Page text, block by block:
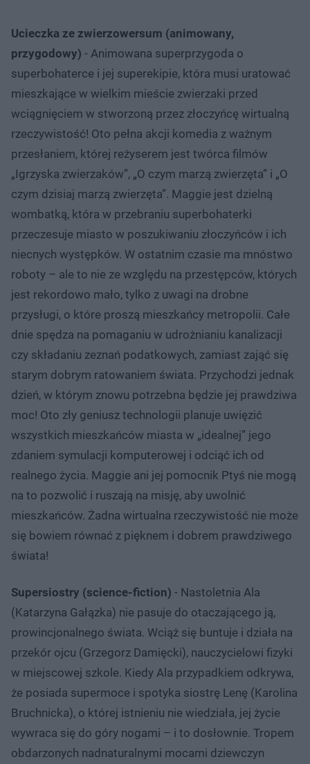
Ucieczka ze zwierzowersum (animowany,
przygodowy) - Animowana superprzygoda o
superbohaterce i jej superekipie, która musi uratować
mieszkające w wielkim mieście zwierzaki przed
wciągnięciem w stworzoną przez złoczyńcę wirtualną
rzeczywistość! Oto pełna akcji komedia z ważnym
przesłaniem, której reżyserem jest twórca filmów
„Igrzyska zwierzaków”, „O czym marzą zwierzęta” i „O
czym dzisiaj marzą zwierzęta”. Maggie jest dzielną
wombatką, która w przebraniu superbohaterki
przeczesuje miasto w poszukiwaniu złoczyńców i ich
niecnych występków. W ostatnim czasie ma mnóstwo
roboty – ale to nie ze względu na przestępców, których
jest rekordowo mało, tylko z uwagi na drobne
przysługi, o które proszą mieszkańcy metropolii. Całe
dnie spędza na pomaganiu w udrożnianiu kanalizacji
czy składaniu zeznań podatkowych, zamiast zająć się
starym dobrym ratowaniem świata. Przychodzi jednak
dzień, w którym znowu potrzebna będzie jej prawdziwa
moc! Oto zły geniusz technologii planuje uwięzić
wszystkich mieszkańców miasta w „idealnej” jego
zdaniem symulacji komputerowej i odciąć ich od
realnego życia. Maggie ani jej pomocnik Ptyś nie mogą
na to pozwolić i ruszają na misję, aby uwolnić
mieszkańców. Żadna wirtualna rzeczywistość nie może
się bowiem równać z pięknem i dobrem prawdziwego
świata!
Supersiostry (science-fiction) - Nastoletnia Ala
(Katarzyna Gałązka) nie pasuje do otaczającego ją,
prowincjonalnego świata. Wciąż się buntuje i działa na
przekór ojcu (Grzegorz Damięcki), nauczycielowi fizyki
w miejscowej szkole. Kiedy Ala przypadkiem odkrywa,
że posiada supermoce i spotyka siostrę Lenę (Karolina
Bruchnicka), o której istnieniu nie wiedziała, jej życie
wywraca się do góry nogami – i to dosłownie. Tropem
obdarzonych nadnaturalnymi mocami dziewczyn